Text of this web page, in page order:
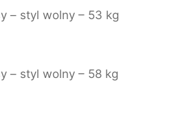
– styl wolny – 53 kg
– styl wolny – 58 kg